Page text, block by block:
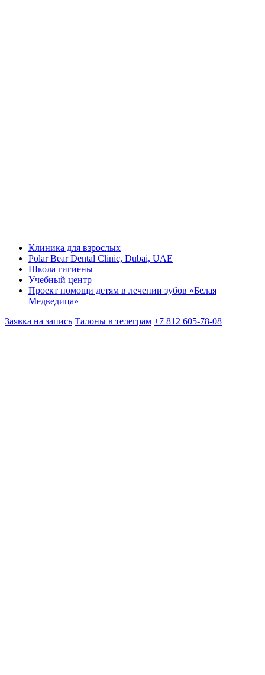
Клиника для взрослых
Polar Bear Dental Clinic, Dubai, UAE
Школа гигиены
Учебный центр
Проект помощи детям в лечении зубов «Белая
Медведица»
Заявка на запись Талоны в телеграм +7 812 605-78-08